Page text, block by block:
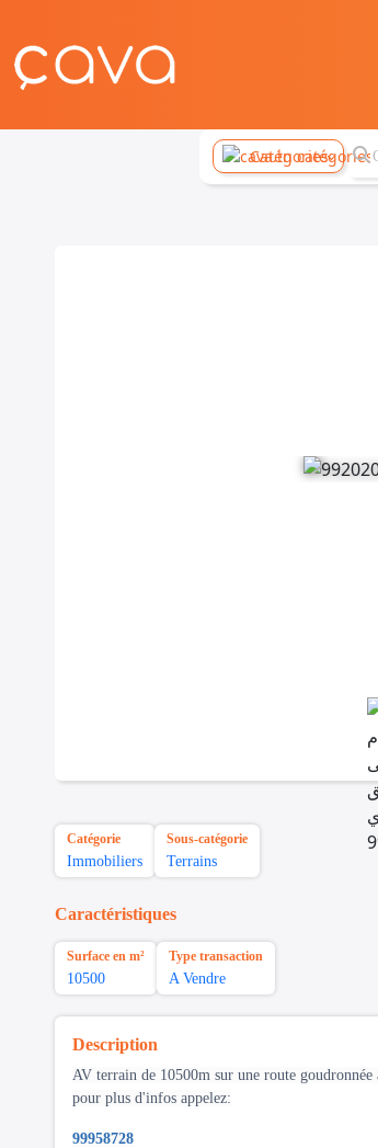
Catégories
Catégorie
Immobiliers
Sous-catégorie
Terrains
Caractéristiques
Surface en m²
10500
Type transaction
A Vendre
Description
AV terrain de 10500m sur une route
pour plus d'infos appelez:
99958728